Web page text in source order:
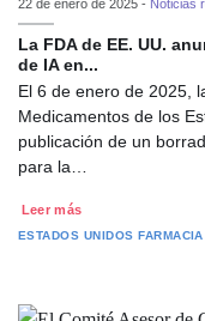
22 de enero de 2025 - Noticias
La FDA de EE. UU.
de IA en...
El 6 de enero de 2025,
Medicamentos de los
publicación de un
para la…
Leer más
ESTADOS UNIDOS